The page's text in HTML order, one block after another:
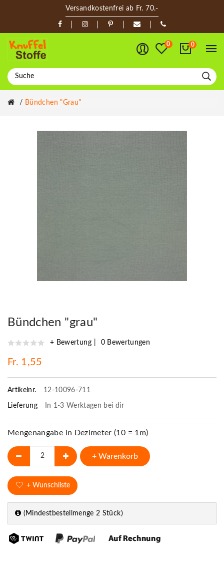
Versandkostenfrei ab Fr. 70.-
0 0
Bündchen "grau"
Bündchen "grau"
+ Bewertung 0 Bewertungen
Fr. 1,55
Artikelnr. 12-10096-711
Lieferung In 1-3 Werktagen bei dir
Mengenangabe in Dezimeter (10 = 1m)
+ Warenkorb
+ Wunschliste
(Mindestbestellmenge 2 Stück)